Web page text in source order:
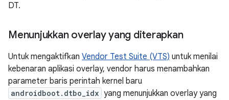
DT.
Menunjukkan overlay yang diterapkan
Untuk mengaktifkan Vendor Test Suite (VTS) untuk menilai
kebenaran aplikasi overlay, vendor harus menambahkan
parameter baris perintah kernel baru
androidboot.dtbo_idx yang menunjukkan overlay yang